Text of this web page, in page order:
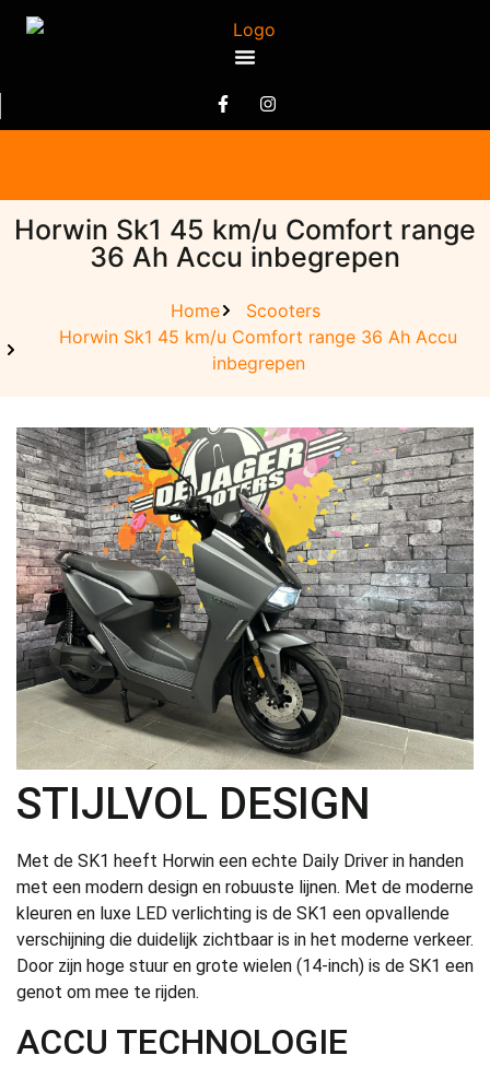
Horwin Sk1 45 km/u Comfort range
36 Ah Accu inbegrepen
Home
Scooters
Horwin Sk1 45 km/u Comfort range 36 Ah Accu
inbegrepen
STIJLVOL DESIGN
Met de SK1 heeft Horwin een echte Daily Driver in handen
met een modern design en robuuste lijnen. Met de moderne
kleuren en luxe LED verlichting is de SK1 een opvallende
verschijning die duidelijk zichtbaar is in het moderne verkeer.
Door zijn hoge stuur en grote wielen (14-inch) is de SK1 een
genot om mee te rijden.
ACCU TECHNOLOGIE